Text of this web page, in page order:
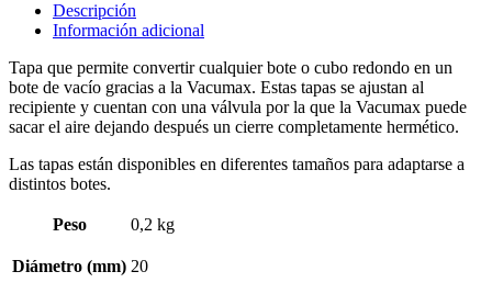
Descripción
Información adicional
Tapa que permite convertir cualquier bote o cubo redondo en un
bote de vacío gracias a la Vacumax. Estas tapas se ajustan al
recipiente y cuentan con una válvula por la que la Vacumax puede
sacar el aire dejando después un cierre completamente hermético.
Las tapas están disponibles en diferentes tamaños para adaptarse a
distintos botes.
Peso 0,2 kg
Diámetro (mm) 20